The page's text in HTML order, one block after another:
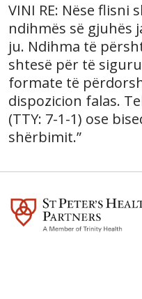
VINI RE: Nëse flisni
ndihmës së gjuhës
ju. Ndihma të
shtesë për të
formate të
dispozicion falas.
(TTY: 7-1-1) ose
shërbimit.”